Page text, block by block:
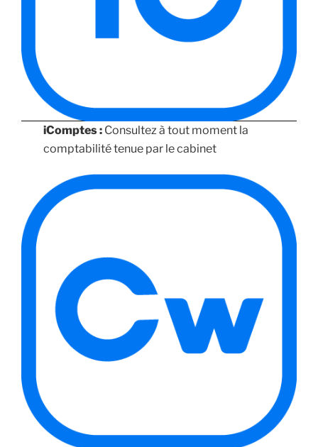
iComptes : Consultez à tout moment la
comptabilité tenue par le cabinet